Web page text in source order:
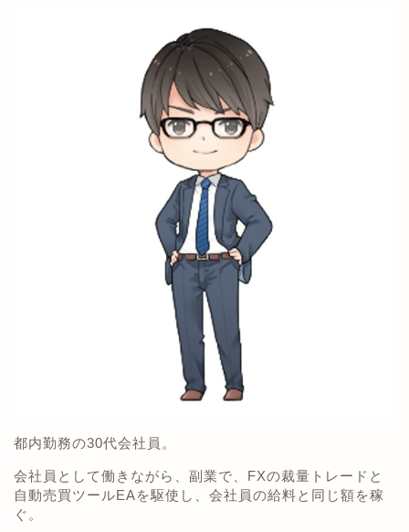
都内勤務の30代会社員。
会社員として働きながら、副業で、FXの裁量トレードと
自動売買ツールEAを駆使し、会社員の給料と同じ額を稼
ぐ。